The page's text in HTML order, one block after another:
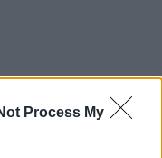
Process My